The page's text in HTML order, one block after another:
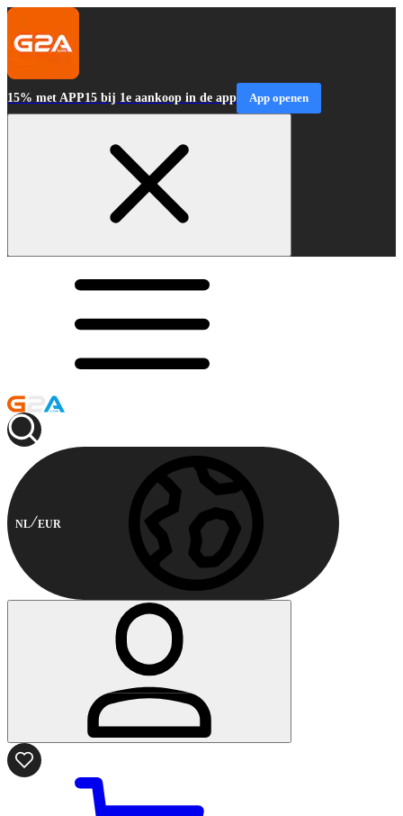
15% met APP15 bij 1e aankoop in de app App openen
NL EUR